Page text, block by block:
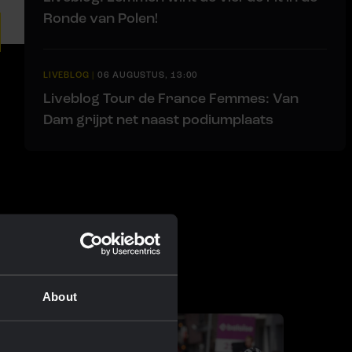
About
Ronde van Polen!
LIVEBLOG | 06 AUGUSTUS, 13:00
Liveblog Tour de France Femmes: Van
Dam grijpt net naast podiumplaats